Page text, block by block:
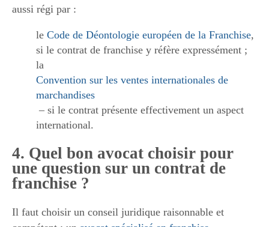
aussi régi par :
le Code de Déontologie européen de la Franchise,
si le contrat de franchise y réfère expressément ;
la
Convention sur les ventes internationales de
marchandises
– si le contrat présente effectivement un aspect
international.
4. Quel bon avocat choisir pour
une question sur un contrat de
franchise ?
Il faut choisir un conseil juridique raisonnable et